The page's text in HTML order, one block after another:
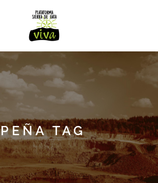
PEÑA TAG